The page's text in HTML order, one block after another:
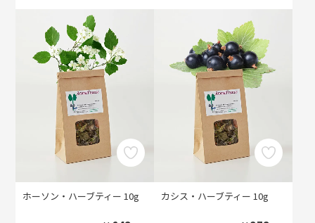
ホーソン・ハーブティー 10g カシス・ハーブティー 10g